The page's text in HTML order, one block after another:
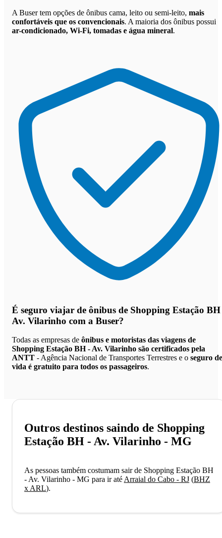
A Buser tem opções de ônibus cama, leito ou semi-leito, mais
confortáveis que os convencionais. A maioria dos ônibus possui
ar-condicionado, Wi-Fi, tomadas e água mineral.
É seguro viajar de ônibus de Shopping Estação
Av. Vilarinho com a Buser?
Todas as empresas de ônibus e motoristas das viagens de
Shopping Estação BH - Av. Vilarinho são certificados pela
ANTT - Agência Nacional de Transportes Terrestres e o seguro de
vida é gratuito para todos os passageiros.
Outros destinos saindo de Shopping
Estação BH - Av. Vilarinho - MG
As pessoas também costumam sair de Shopping Estação BH
- Av. Vilarinho - MG para ir até Arraial do Cabo - RJ (BHZ
x ARL).